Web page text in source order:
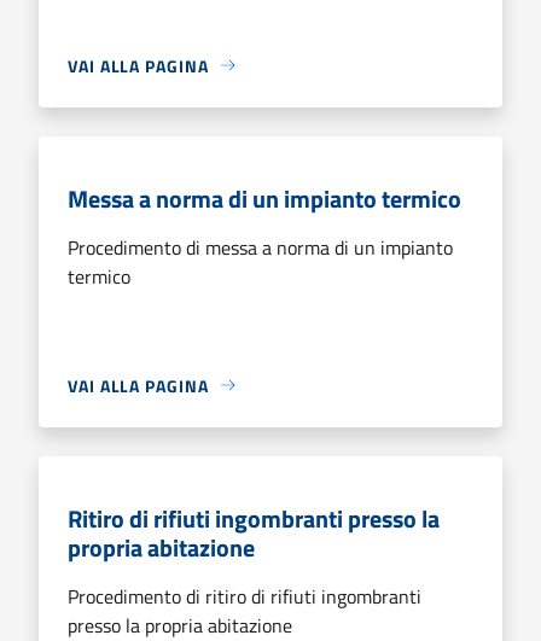
VAI ALLA PAGINA
Messa a norma di un impianto termico
Procedimento di messa a norma di un impianto
termico
VAI ALLA PAGINA
Ritiro di rifiuti ingombranti presso la
propria abitazione
Procedimento di ritiro di rifiuti ingombranti
presso la propria abitazione